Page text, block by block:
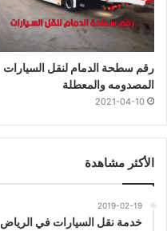
رقم سطحة الدمام لنقل السيارات
المصدومه والمعطلة
2021-04-10
الأكثر مشاهدة
2019-02-19
خدمة نقل السيارات في الرياض